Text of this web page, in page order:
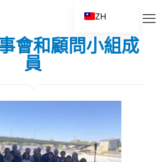
會和顧問小組成
員
ZH
EN
ES